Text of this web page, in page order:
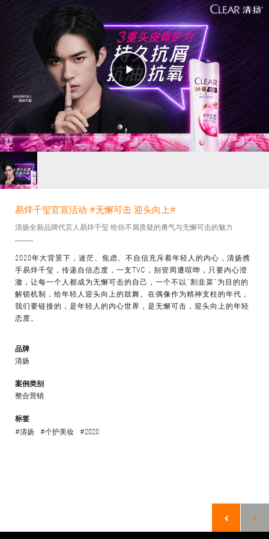
Play
Video
易烊千玺官宣活动 #无懈可击 迎头向上#
清扬全新品牌代言人易烊千玺 给你不屑质疑的勇气与无懈可击的魅力
2020年大背景下，迷茫、焦虑、不自信充斥着年轻人的内心，清扬携
手易烊千玺，传递自信态度，一支TVC，别管周遭喧哗，只要内心澄
澈，让每一个人都成为无懈可击的自己，一个不以“割韭菜”为目的的
解锁机制，给年轻人迎头向上的鼓舞。在偶像作为精神支柱的年代，
我们要链接的，是年轻人的内心世界，是无懈可击，迎头向上的年轻
态度。
品牌
清扬
案例类别
整合营销
标签
#清扬
#个护美妆 #2020